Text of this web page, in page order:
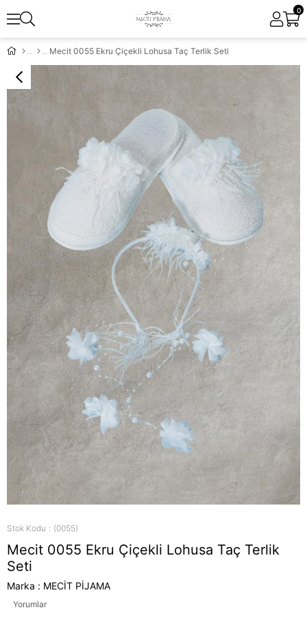
0
Mecit 0055 Ekru Çiçekli Lohusa Taç Terlik Seti
Stok Kodu (0055)
Mecit 0055 Ekru Çiçekli Lohusa Taç Terlik
Seti
Marka : MECİT PİJAMA
Yorumlar